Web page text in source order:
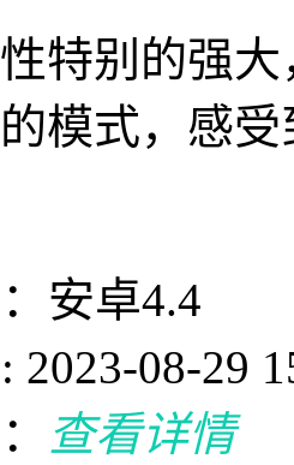
特别的强
模式，感
安卓4.4
2023-08-29
查看详情